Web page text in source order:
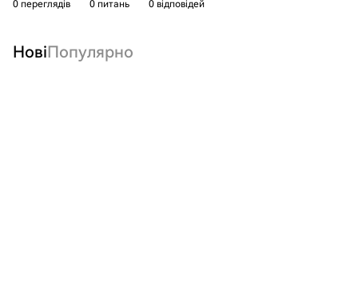
0 переглядів 0 питань 0 відповідей
НовіПопулярно